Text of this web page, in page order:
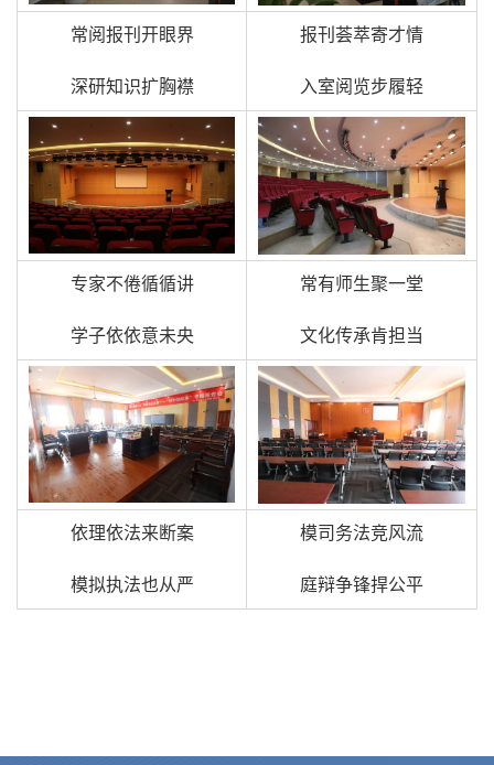
常阅报刊开眼界
深研知识扩胸襟
报刊荟萃寄才情
入室阅览步履轻
专家不倦循循讲
学子依依意未央
常有师生聚一堂
文化传承肯担当
依理依法来断案
模拟执法也从严
模司务法竞风流
庭辩争锋捍公平